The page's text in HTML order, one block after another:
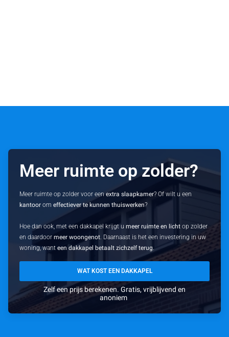
Meer ruimte op zolder?
Meer ruimte op zolder voor eenextra slaapkamer? Of wilt u een
kantoor omeffectiever te kunnen thuiswerken?
Hoe dan ook, met een dakkapel krijgt umeer ruimte en licht op zolder
en daardoormeer woongenot . Daarnaast is het een investering in uw
woning, wanteen dakkapel betaalt zichzelf terug
WAT KOST EEN DAKKAPEL
Zelf een prijs berekenen. Gratis, vrijblijvend en
anoniem